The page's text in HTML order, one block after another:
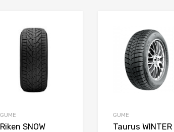
GUME
Riken SNOW
GUME
Taurus WINTER